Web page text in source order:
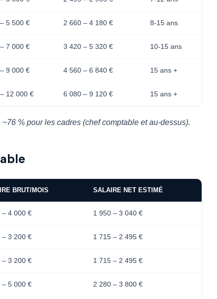
5 500 € 2 660 – 4 180 € 8-15 ans
7 000 € 3 420 – 5 320 € 10-15 ans
9 000 € 4 560 – 6 840 € 15 ans +
12 000 € 6 080 – 9 120 € 15 ans +
% pour les cadres (chef comptable et au-dessus).
BRUT/MOIS SALAIRE NET ESTIMÉ
– 4 000 € 1 950 – 3 040 €
– 3 200 € 1 715 – 2 495 €
– 3 200 € 1 715 – 2 495 €
– 5 000 € 2 280 – 3 800 €